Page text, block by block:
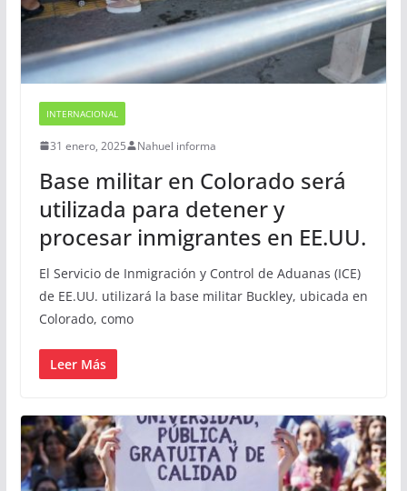
INTERNACIONAL
31 enero, 2025 Nahuel informa
Base militar en Colorado será
utilizada para detener y
procesar inmigrantes en EE.UU.
El Servicio de Inmigración y Control de Aduanas (ICE)
de EE.UU. utilizará la base militar Buckley, ubicada en
Colorado, como
Leer Más